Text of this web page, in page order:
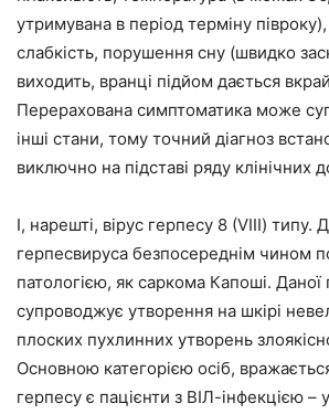
утримувана в період терміну
слабкість, порушення сну (швидко
виходить, вранці підйом дається
Перерахована симптоматика може
інші стани, тому точний діагноз
виключно на підставі ряду клінічних
І, нарешті, вірус герпесу 8 (VIII) типу.
герпесвируса безпосереднім чином
патологією, як саркома Капоші. Даної
супроводжує утворення на шкірі
плоских пухлинних утворень
Основною категорією осіб,
герпесу є пацієнти з ВІЛ-інфекцією –